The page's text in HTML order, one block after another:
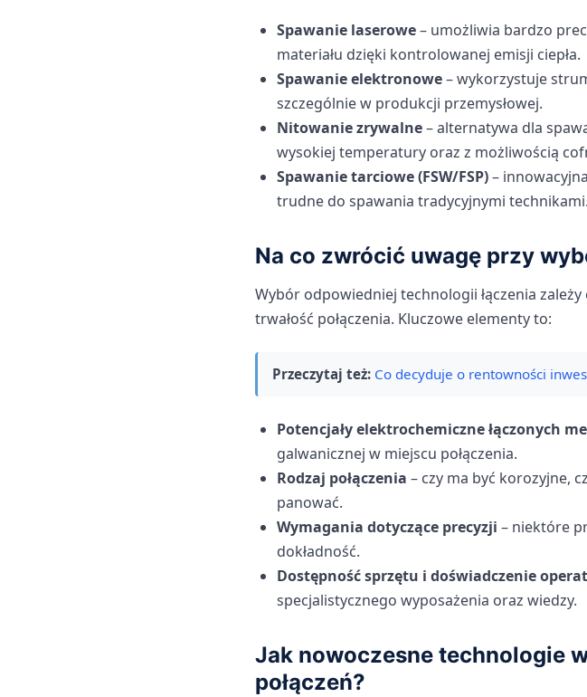
Spawanie laserowe– umożliwia bardzo
materiału dzięki kontrolowanej emisji ciepła.
Spawanie elektronowe– wykorzystuje
szczególnie w produkcji przemysłowej.
Nitowanie zrywalne– alternatywa dla
wysokiej temperatury oraz z możliwością
Spawanie tarciowe (FSW/FSP)–
trudne do spawania tradycyjnymi technikami.
Na co zwrócić uwagę przy
Wybór odpowiedniej technologii łączenia
trwałość połączenia. Kluczowe elementy to:
Przeczytaj też: Co decyduje o rentowności
Potencjały elektrochemiczne łączonych
galwanicznej w miejscu połączenia.
Rodzaj połączenia – czy ma być korozyjne,
panować.
Wymagania dotyczące precyzji – niektóre
dokładność.
Dostępność sprzętu i doświadczenie
specjalistycznego wyposażenia oraz wiedzy.
Jak nowoczesne technologie
połączeń?